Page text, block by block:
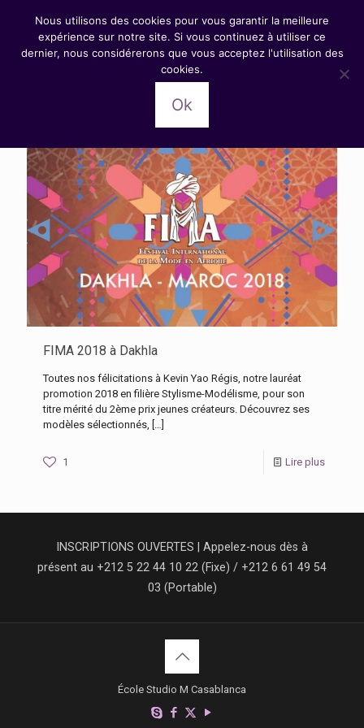
FIMA 2018 à Dakhla
Toutes nos félicitations à Kevin Yao Régis, notre lauréat
promotion 2018 en filière Stylisme-Modélisme, pour son
titre mérité du 2ème prix jeunes créateurs. Découvrez ses
modèles sélectionnés, […]
1 Lire plus
INSCRIPTIONS OUVERTES | Appelez-nous dès à
présent au +212 5 22 44 10 22 (Fixe) / +212 6 61 49 54
03 (Portable)
École Studio M Casablanca
Nous utilisons des cookies pour vous garantir la meilleure
expérience sur notre site. Si vous continuez à utiliser ce
dernier, nous considérerons que vous acceptez l'utilisation des
cookies.
Ok